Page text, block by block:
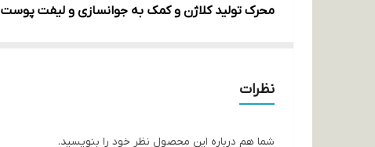
محرک تولید کلاژن و کمک به جوانسازی و لیفت پوست
غنی شده با ویتامین های B و E با خاصیت آنتی اکسیدانی و مرطوب کنندگی
انقضا 2030
نظرات
شما هم درباره این محصول نظر خود را بنویسید.